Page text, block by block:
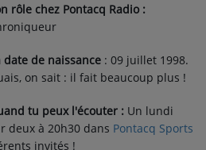
rôle chez Pontacq Radio :
date de naissance : 09 juillet 1998.
on sait : il fait beaucoup plus !
tu peux l'écouter : Un lundi
deux à 20h30 dans Pontacq Sports
invités !